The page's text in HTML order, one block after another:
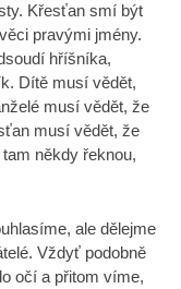
Křesťan smí být
pravými jmény.
hříšníka,
Dítě musí vědět,
musí vědět, že
musí vědět, že
někdy řeknou,
ale dělejme
Vždyť podobně
očí a přitom víme,